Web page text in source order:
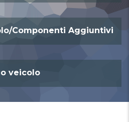
Componenti Aggiuntivi
veicolo